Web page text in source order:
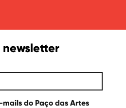
newsletter
do Paço das Artes